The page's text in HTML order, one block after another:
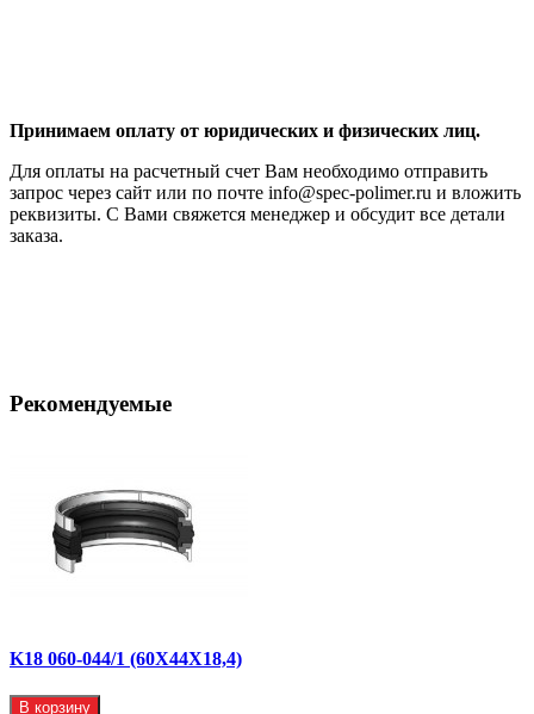
Принимаем оплату от юридических и физических лиц.
Для оплаты на расчетный счет Вам необходимо отправить
запрос через сайт или по почте info@spec-polimer.ru и вложить
реквизиты. С Вами свяжется менеджер и обсудит все детали
заказа.
Рекомендуемые
K18 060-044/1 (60X44X18,4)
В корзину